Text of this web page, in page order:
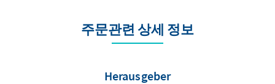
주문관련 상세 정보
Herausgeber